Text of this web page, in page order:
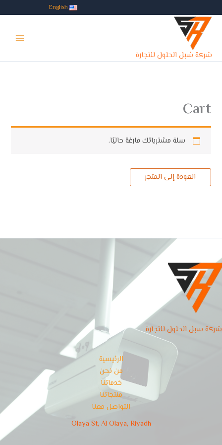
إلى
المحتوى
English
شركة سُبل الحلول للتجارة
Menu
Cart
سلة مشترياتك فارغة حاليًا.
العودة إلى المتجر
شركة سبل الحلول للتجارة
الرئيسية
من نحن
خدماتنا
منتجاتنا
التواصل معنا
Olaya St, Al Olaya, Riyadh